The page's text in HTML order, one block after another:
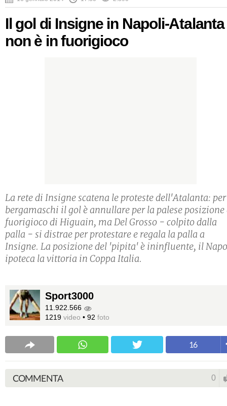
Il gol di Insigne in Napoli-Atalanta
non è in fuorigioco
La rete di Insigne scatena le proteste dell'Atalanta:
bergamaschi il gol è annullare per la palese posizione
fuorigioco di Higuain, ma Del Grosso - colpito dalla
palla - si distrae per protestare e regala la palla a
Insigne. La posizione del 'pipita' è ininfluente, il
ipoteca la vittoria in Coppa Italia.
Sport3000
11.922.566
1219 video • 92 foto
16
COMMENTA 0